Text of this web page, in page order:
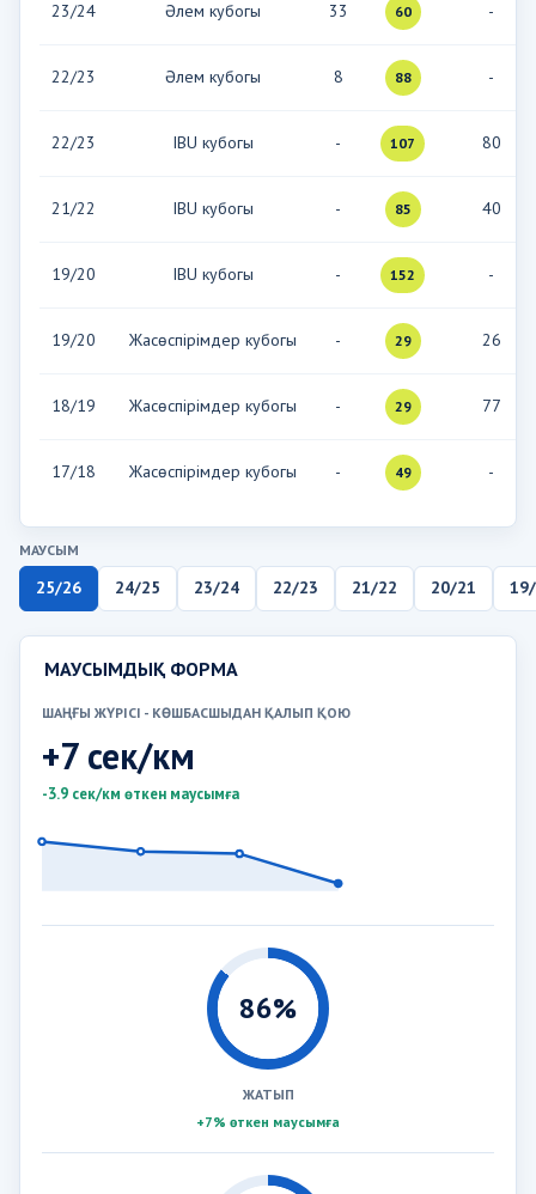
23/24 Әлем кубогы 33 60 -
22/23 Әлем кубогы 8 88 -
22/23 IBU кубогы - 107 80
21/22 IBU кубогы - 85 40
19/20 IBU кубогы - 152 -
19/20 Жасөспірімдер кубогы - 29 26
18/19 Жасөспірімдер кубогы - 29 77
17/18 Жасөспірімдер кубогы - 49 -
МАУСЫМ
25/26 24/25 23/24 22/23 21/22 20/21
МАУСЫМДЫҚ ФОРМА
ШАҢҒЫ ЖҮРІСІ - КӨШБАСШЫДАН ҚАЛЫП ҚОЮ
+7 сек/км
-3.9 сек/км өткен маусымға
86%
ЖАТЫП
+7% өткен маусымға